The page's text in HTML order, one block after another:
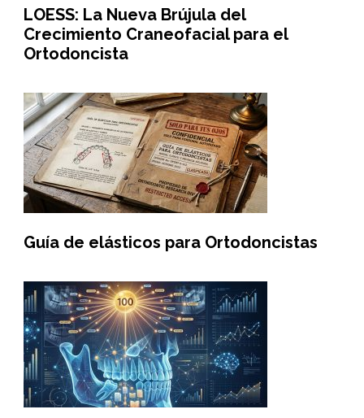
LOESS: La Nueva Brújula del
Crecimiento Craneofacial para el
Ortodoncista
Guía de elásticos para Ortodoncistas